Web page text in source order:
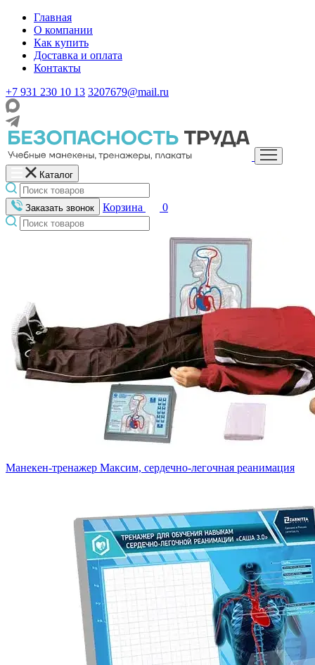
Главная
О компании
Как купить
Доставка и оплата
Контакты
+7 931 230 10 13 3207679@mail.ru
Каталог
Заказать звонок Корзина 0
Манекен-тренажер Максим, сердечно-легочная реанимация